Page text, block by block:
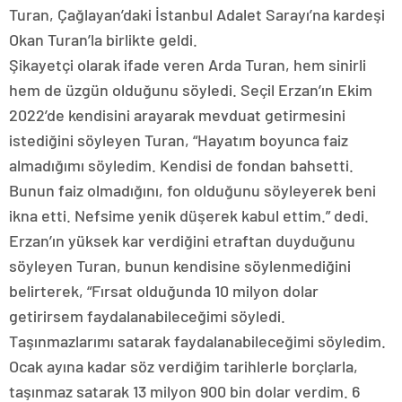
Turan, Çağlayan’daki İstanbul Adalet Sarayı’na kardeşi
Okan Turan’la birlikte geldi.
Şikayetçi olarak ifade veren Arda Turan, hem sinirli
hem de üzgün olduğunu söyledi. Seçil Erzan’ın Ekim
2022’de kendisini arayarak mevduat getirmesini
istediğini söyleyen Turan, “Hayatım boyunca faiz
almadığımı söyledim. Kendisi de fondan bahsetti.
Bunun faiz olmadığını, fon olduğunu söyleyerek beni
ikna etti. Nefsime yenik düşerek kabul ettim.” dedi.
Erzan’ın yüksek kar verdiğini etraftan duyduğunu
söyleyen Turan, bunun kendisine söylenmediğini
belirterek, “Fırsat olduğunda 10 milyon dolar
getirirsem faydalanabileceğimi söyledi.
Taşınmazlarımı satarak faydalanabileceğimi söyledim.
Ocak ayına kadar söz verdiğim tarihlerle borçlarla,
taşınmaz satarak 13 milyon 900 bin dolar verdim. 6